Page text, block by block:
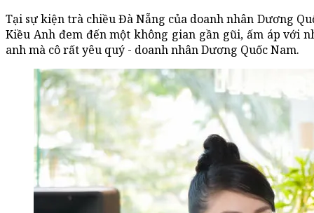
Tại sự kiện trà chiều Đà Nẵng của doanh nhân Dương
Kiều Anh đem đến một không gian gần gũi, ấm áp với
anh mà cô rất yêu quý - doanh nhân Dương Quốc Nam.